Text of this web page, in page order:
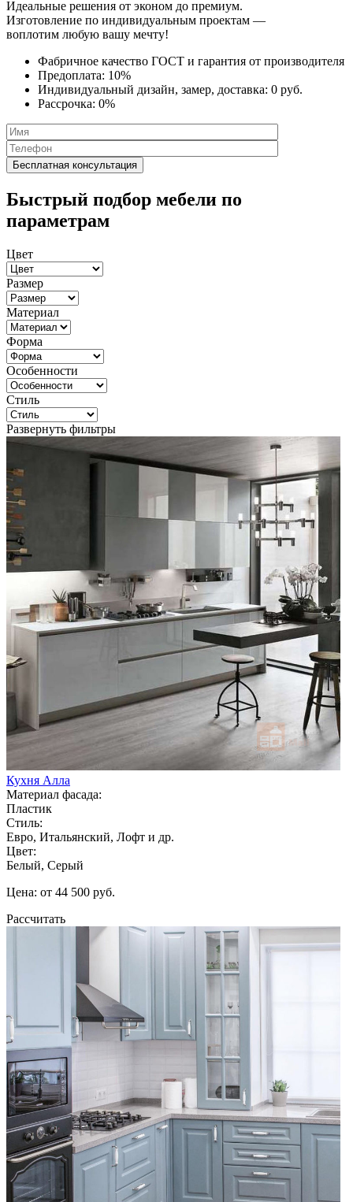
Идеальные решения от эконом до премиум.
Изготовление по индивидуальным проектам —
воплотим любую вашу мечту!
Фабричное качество ГОСТ и гарантия от производителя
Предоплата: 10%
Индивидуальный дизайн, замер, доставка: 0 руб.
Рассрочка: 0%
Быстрый подбор мебели по
параметрам
Цвет
Размер
Материал
Форма
Особенности
Стиль
Развернуть фильтры
Кухня Алла
Материал фасада:
Пластик
Стиль:
Евро, Итальянский, Лофт и др.
Цвет:
Белый, Серый
Цена: от 44 500 руб.
Рассчитать